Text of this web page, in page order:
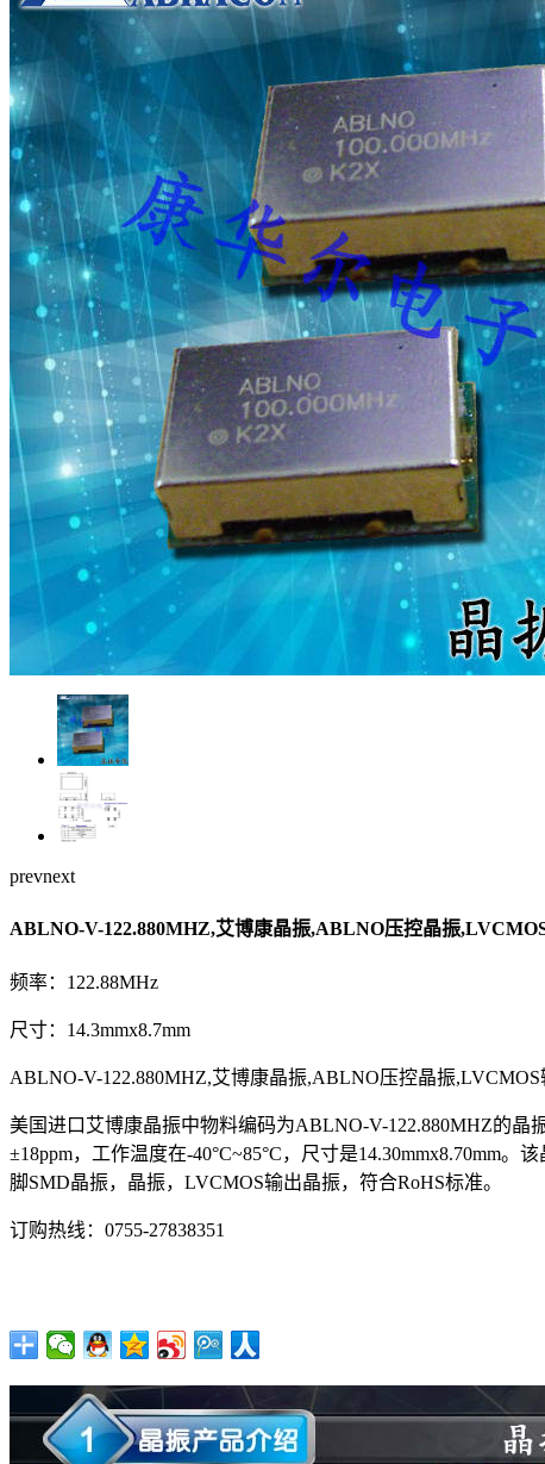
prevnext
ABLNO-V-122.880MHZ,艾博康晶振,ABLNO压控晶振
频率：122.88MHz
尺寸：14.3mmx8.7mm
ABLNO-V-122.880MHZ,艾博康晶振,ABLNO压控晶振
美国进口艾博康晶振中物料编码为ABLNO-V-122.880MHZ的
±18ppm，工作温度在-40°C~85°C，尺寸是14.30mmx8.70mm
脚SMD晶振，晶振，LVCMOS输出晶振，符合RoHS标准。
订购热线： 0755-27838351